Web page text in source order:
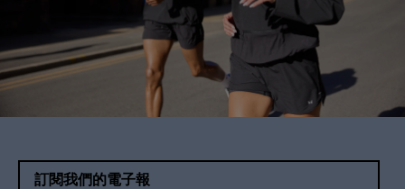
訂閱我們的電子報